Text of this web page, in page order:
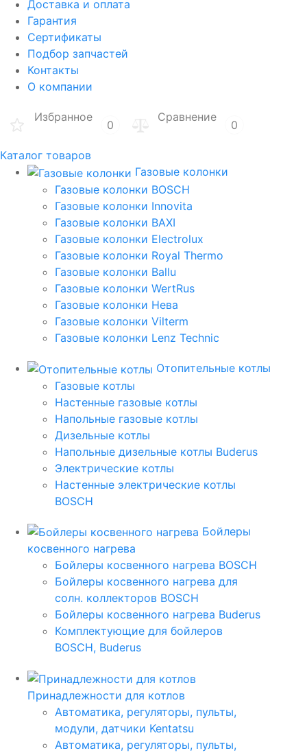
Доставка и оплата
Гарантия
Сертификаты
Подбор запчастей
Контакты
О компании
Избранное
0
Сравнение
0
Каталог товаров
Газовые колонки
Газовые колонки BOSCH
Газовые колонки Innovita
Газовые колонки BAXI
Газовые колонки Electrolux
Газовые колонки Royal Thermo
Газовые колонки Ballu
Газовые колонки WertRus
Газовые колонки Нева
Газовые колонки Vilterm
Газовые колонки Lenz Technic
Отопительные котлы
Газовые котлы
Настенные газовые котлы
Напольные газовые котлы
Дизельные котлы
Напольные дизельные котлы Buderus
Электрические котлы
Настенные электрические котлы
BOSCH
Бойлеры
косвенного нагрева
Бойлеры косвенного нагрева BOSCH
Бойлеры косвенного нагрева для
солн. коллекторов BOSCH
Бойлеры косвенного нагрева Buderus
Комплектующие для бойлеров
BOSCH, Buderus
Принадлежности для котлов
Автоматика, регуляторы, пульты,
модули, датчики Kentatsu
Автоматика, регуляторы, пульты,